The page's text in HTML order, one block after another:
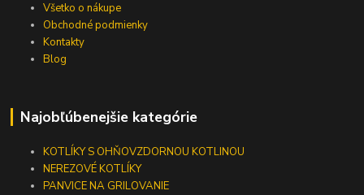
Všetko o nákupe
Obchodné podmienky
Kontakty
Blog
Najobľúbenejšie kategórie
KOTLÍKY S OHŇOVZDORNOU KOTLINOU
NEREZOVÉ KOTLÍKY
PANVICE NA GRILOVANIE